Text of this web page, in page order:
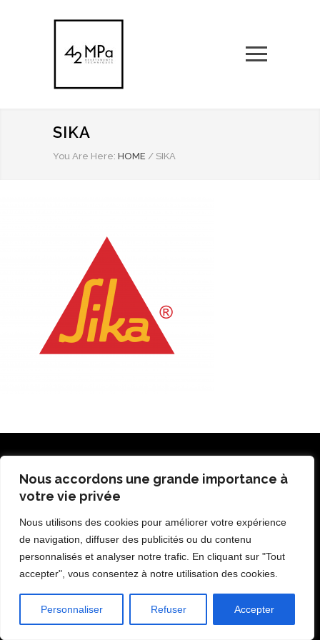
Nous accordons une grande importance à
votre vie privée
Nous utilisons des cookies pour améliorer votre expérience
de navigation, diffuser des publicités ou du contenu
personnalisés et analyser notre trafic. En cliquant sur "Tout
accepter", vous consentez à notre utilisation des cookies.
Personnaliser Refuser Accepter
SIKA
You Are Here: HOME / SIKA